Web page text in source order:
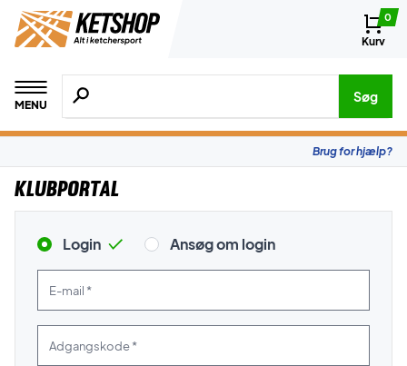
0
Kurv
MENU
Søg efter produkter, mærker etc.
Søg
Brug for hjælp?
Klubportal
Login Ansøg om login